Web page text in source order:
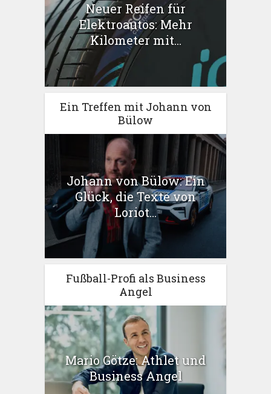
Neuer Reifen für
Elektroautos: Mehr
Kilometer mit...
Ein Treffen mit Johann von
Bülow
Johann von Bülow: Ein
Glück, die Texte von
Loriot...
Fußball-Profi als Business
Angel
Mario Götze: Athlet und
Business Angel